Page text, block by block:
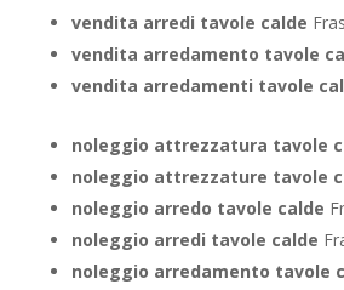
vendita arredi tavole calde
vendita arredamento tavole
vendita arredamenti tavole
noleggio attrezzatura tavole
noleggio attrezzature tavole
noleggio arredo tavole calde
noleggio arredi tavole calde
noleggio arredamento tavole